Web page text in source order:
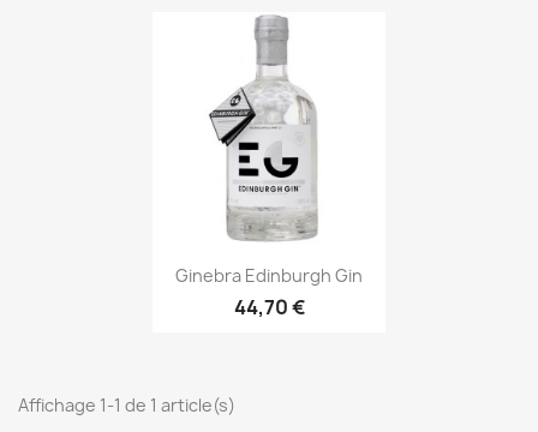
Aperçu rapide
Ginebra Edinburgh Gin
44,70 €
Affichage 1-1 de 1 article(s)